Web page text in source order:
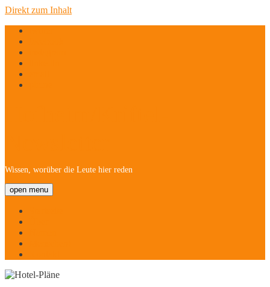
Direkt zum Inhalt
Wissen, worüber die Leute hier reden
open menu